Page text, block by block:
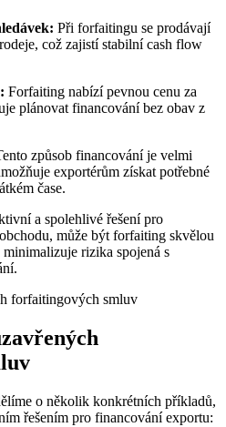
Při forfaitingu se prodávají
což zajistí stabilní cash flow
Forfaiting nabízí pevnou cenu za
plánovat financování bez obav z
způsob financování je velmi
exportérům získat potřebné
čase.
a spolehlivé řešení pro
může být forfaiting skvělou
rizika spojená s
o několik konkrétních příkladů,
řešením pro financování exportu: